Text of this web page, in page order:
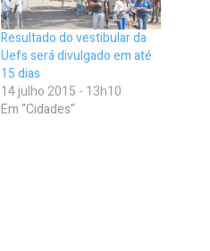
Resultado do vestibular da
Uefs será divulgado em até
15 dias
14 julho 2015 - 13h10
Em "Cidades"